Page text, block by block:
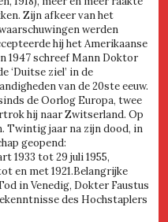
Zijn afkeer van het
werden
hij het Amerikaanse
1947 schreef Mann Doktor
‘Duitse ziel’ in de
van de 20ste eeuw.
de Oorlog Europa, twee
hij naar Zwitserland. Op
Twintig jaar na zijn dood, in
geopend:
1933 tot 29 juli 1955,
en met 1921.Belangrijke
in Venedig, Dokter Faustus
des Hochstaplers